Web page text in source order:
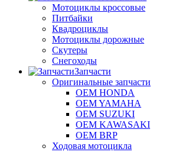
Мотоциклы кроссовые
Питбайки
Квадроциклы
Мотоциклы дорожные
Скутеры
Снегоходы
Запчасти
Оригинальные запчасти
OEM HONDA
OEM YAMAHA
OEM SUZUKI
OEM KAWASAKI
OEM BRP
Ходовая мотоцикла